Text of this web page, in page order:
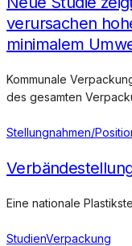
verursachen
minimalem
Kommunale
des gesamten
Stellungnahmen/
Eine nationale
StudienVerpackung